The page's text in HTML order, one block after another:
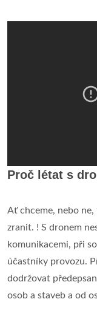
Proč létat s
Ať chceme, nebo ne,
zranit. ! S dronem
komunikacemi, při
účastníky provozu.
dodržovat
osob a staveb a od